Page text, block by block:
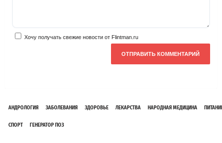
Хочу получать свежие новости от Flintman.ru
АНДРОЛОГИЯ ЗАБОЛЕВАНИЯ ЗДОРОВЬЕ ЛЕКАРСТВА НАРОДНАЯ МЕДИЦИНА
СПОРТ ГЕНЕРАТОР ПОЗ